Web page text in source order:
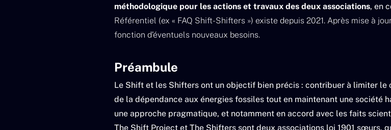
méthodologique pour les actions et travaux des deux associations, en
Référentiel (ex « FAQ Shift-Shifters ») existe depuis 2021. Après mise à
fonction d’éventuels nouveaux besoins.
Préambule
Le Shift et les Shifters ont un objectif bien précis : contribuer à limiter
de la dépendance aux énergies fossiles tout en maintenant une société
une approche pragmatique, et notamment en accord avec les faits
The Shift Project et The Shifters sont deux associations loi 1901 sœurs,